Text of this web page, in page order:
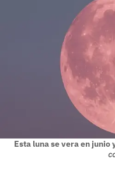
Esta luna se vera en junio